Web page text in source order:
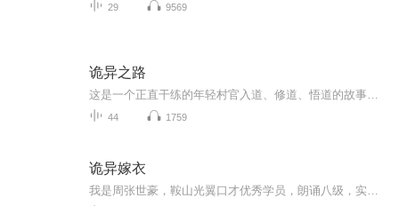
29 9569
诡异之路
44 1759
诡异嫁衣